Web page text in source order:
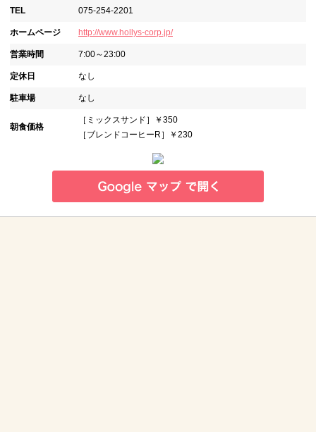
TEL 075-254-2201
ホームページ http://www.hollys-corp.jp/
営業時間 7:00～23:00
定休日 なし
駐車場 なし
朝食価格
［ミックスサンド］￥350
［ブレンドコーヒーR］￥230